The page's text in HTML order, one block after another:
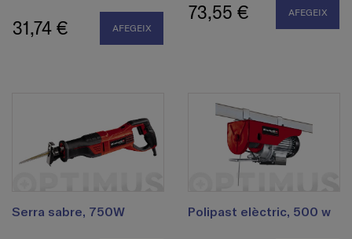
31,74 € AFEGEIX
73,55 € AFEGEIX
Serra sabre, 750W Polipast elèctric, 500 w